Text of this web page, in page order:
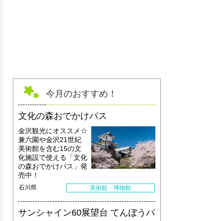
今月のおすすめ！
文化の森おでかけパス
金沢観光にオススメ☆
兼六園や金沢21世紀
美術館を含む15の文
化施設で使える「文化
の森おでかけパス」発
売中！
石川県 美術館・博物館
サンシャイン60展望台 てんぼうパ